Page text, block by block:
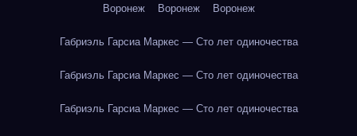
Воронеж Воронеж Воронеж
Габриэль Гарсиа Маркес — Сто лет одиночества
Габриэль Гарсиа Маркес — Сто лет одиночества
Габриэль Гарсиа Маркес — Сто лет одиночества